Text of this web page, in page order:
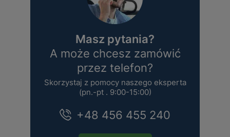
Masz pytania?
A może chcesz zamówić
przez telefon?
Skorzystaj z pomocy naszego eksperta
(pn.-pt . 9:00-15:00)
+48 456 455 240